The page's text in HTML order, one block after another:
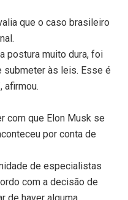
que o caso brasileiro
postura muito dura, foi
às leis. Esse é
afirmou.
com que Elon Musk se
por conta de
de especialistas
com a decisão de